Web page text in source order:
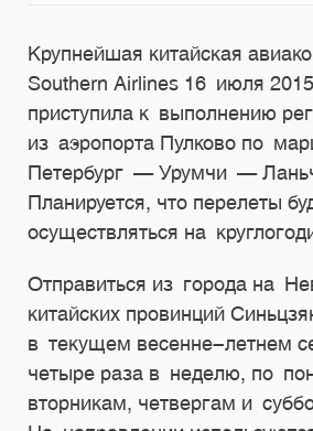
Крупнейшая китайская
Southern Airlines 16 июля
приступила к выполнению
из аэропорта Пулково по
Петербург — Урумчи —
Планируется, что перелеты
осуществляться на
Отправиться из города на
китайских провинций
в текущем весенне-летнем
четыре раза в неделю, по
вторникам, четвергам и